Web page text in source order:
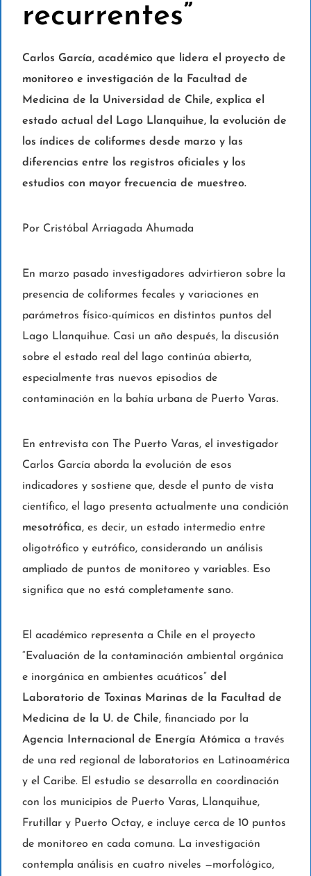
recurrentes”
Carlos García, académico que lidera el proyecto de
monitoreo e investigación de la Facultad de
Medicina de la Universidad de Chile, explica el
estado actual del Lago Llanquihue, la evolución de
los índices de coliformes desde marzo y las
diferencias entre los registros oficiales y los
estudios con mayor frecuencia de muestreo.
Por Cristóbal Arriagada Ahumada
En marzo pasado investigadores advirtieron sobre la
presencia de coliformes fecales y variaciones en
parámetros físico-químicos en distintos puntos del
Lago Llanquihue. Casi un año después, la discusión
sobre el estado real del lago continúa abierta,
especialmente tras nuevos episodios de
contaminación en la bahía urbana de Puerto Varas.
En entrevista con The Puerto Varas, el investigador
Carlos García aborda la evolución de esos
indicadores y sostiene que, desde el punto de vista
científico, el lago presenta actualmente una condición
mesotrófica, es decir, un estado intermedio entre
oligotrófico y eutrófico, considerando un análisis
ampliado de puntos de monitoreo y variables. Eso
significa que no está completamente sano.
El académico representa a Chile en el proyecto
“Evaluación de la contaminación ambiental orgánica
e inorgánica en ambientes acuáticos” del
Laboratorio de Toxinas Marinas de la Facultad de
Medicina de la U. de Chile, financiado por la
Agencia Internacional de Energía Atómica a través
de una red regional de laboratorios en Latinoamérica
y el Caribe. El estudio se desarrolla en coordinación
con los municipios de Puerto Varas, Llanquihue,
Frutillar y Puerto Octay, e incluye cerca de 10 puntos
de monitoreo en cada comuna. La investigación
contempla análisis en cuatro niveles —morfológico,